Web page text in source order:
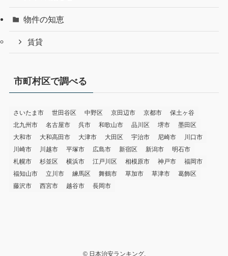
物件の知恵
賃貸
市町村区で調べる
さいたま市 世田谷区 中野区 京田辺市 京都市
保土ヶ谷
北九州市
名古屋市 呉市 和歌山市 品川区 堺市
墨田区
大和市
大和高田市 大津市 大田区 宇治市 尼崎市
川口市
川崎市
川越市 平塚市 広島市 新宿区 新潟市
明石市
札幌市
杉並区 横浜市 江戸川区 相模原市 神戸市
福岡市
福知山市
立川市 練馬区 舞鶴市 草加市 草津市
葛飾区
藤沢市
西宮市 越谷市 長岡市
©日本治安ランキング.